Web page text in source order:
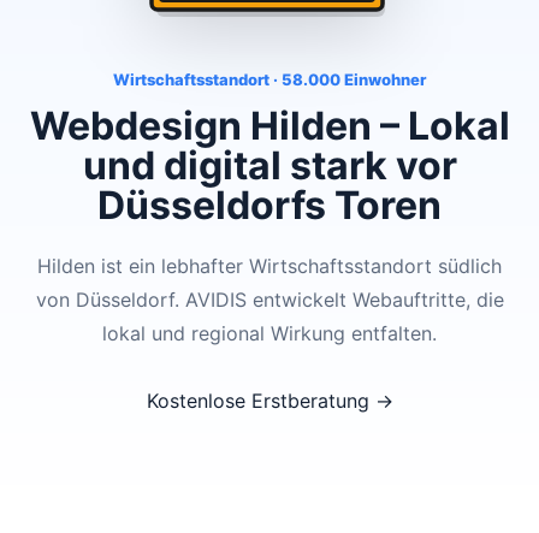
Wirtschaftsstandort · 58.000 Einwohner
Webdesign Hilden – Lokal
und digital stark vor
Düsseldorfs Toren
Hilden ist ein lebhafter Wirtschaftsstandort südlich
von Düsseldorf. AVIDIS entwickelt Webauftritte, die
lokal und regional Wirkung entfalten.
Kostenlose Erstberatung →